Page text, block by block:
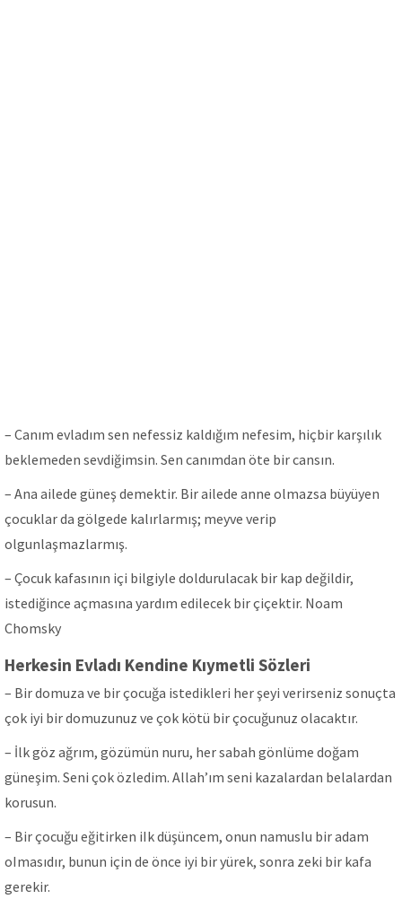
– Canım evladım sen nefessiz kaldığım nefesim, hiçbir karşılık
beklemeden sevdiğimsin. Sen canımdan öte bir cansın.
– Ana ailede güneş demektir. Bir ailede anne olmazsa büyüyen
çocuklar da gölgede kalırlarmış; meyve verip
olgunlaşmazlarmış.
– Çocuk kafasının içi bilgiyle doldurulacak bir kap değildir,
istediğince açmasına yardım edilecek bir çiçektir. Noam
Chomsky
Herkesin Evladı Kendine Kıymetli Sözleri
– Bir domuza ve bir çocuğa istedikleri her şeyi verirseniz sonuçta
çok iyi bir domuzunuz ve çok kötü bir çocuğunuz olacaktır.
– İlk göz ağrım, gözümün nuru, her sabah gönlüme doğam
güneşim. Seni çok özledim. Allah’ım seni kazalardan belalardan
korusun.
– Bir çocuğu eğitirken iIk düşüncem, onun namusIu bir adam
oImasıdır, bunun için de önce iyi bir yürek, sonra zeki bir kafa
gerekir.